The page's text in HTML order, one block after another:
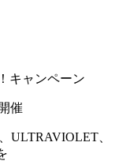
催
ULTRAVIOLET、